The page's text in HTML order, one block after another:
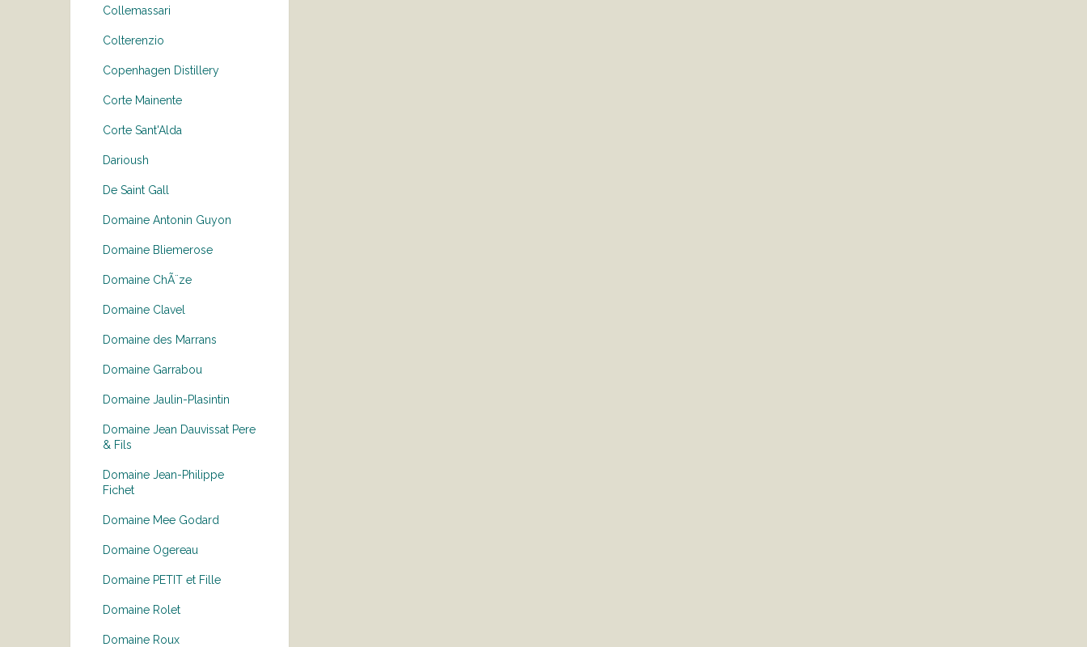
Collemassari
Colterenzio
Copenhagen Distillery
Corte Mainente
Corte Sant'Alda
Darioush
De Saint Gall
Domaine Antonin Guyon
Domaine Bliemerose
Domaine ChÃ¨ze
Domaine Clavel
Domaine des Marrans
Domaine Garrabou
Domaine Jaulin-Plasintin
Domaine Jean Dauvissat Pere
& Fils
Domaine Jean-Philippe
Fichet
Domaine Mee Godard
Domaine Ogereau
Domaine PETIT et Fille
Domaine Rolet
Domaine Roux